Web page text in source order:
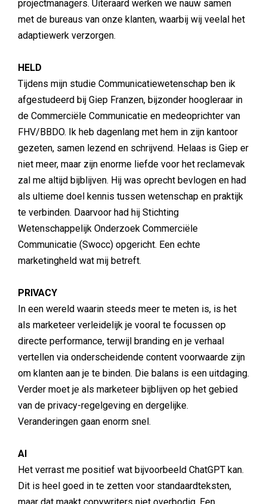
projectmanagers. Uiteraard werken we nauw samen
met de bureaus van onze klanten, waarbij wij veelal het
adaptiewerk verzorgen.
HELD
Tijdens mijn studie Communicatiewetenschap ben ik
afgestudeerd bij Giep Franzen, bijzonder hoogleraar in
de Commerciële Communicatie en medeoprichter van
FHV/BBDO. Ik heb dagenlang met hem in zijn kantoor
gezeten, samen lezend en schrijvend. Helaas is Giep er
niet meer, maar zijn enorme liefde voor het reclamevak
zal me altijd bijblijven. Hij was oprecht bevlogen en had
als ultieme doel kennis tussen wetenschap en praktijk
te verbinden. Daarvoor had hij Stichting
Wetenschappelijk Onderzoek Commerciële
Communicatie (Swocc) opgericht. Een echte
marketingheld wat mij betreft.
PRIVACY
In een wereld waarin steeds meer te meten is, is het
als marketeer verleidelijk je vooral te focussen op
directe performance, terwijl branding en je verhaal
vertellen via onderscheidende content voorwaarde zijn
om klanten aan je te binden. Die balans is een uitdaging.
Verder moet je als marketeer bijblijven op het gebied
van de privacy-regelgeving en dergelijke.
Veranderingen gaan enorm snel.
AI
Het verrast me positief wat bijvoorbeeld ChatGPT kan.
Dit is heel goed in te zetten voor standaardteksten,